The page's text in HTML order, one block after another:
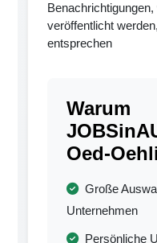
veröffentlicht
entsprechen
Warum
Oed-
Große
Unternehmen
Persönliche